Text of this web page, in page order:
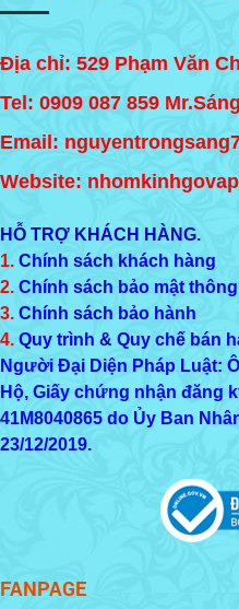
Địa chỉ: 529 Phạm Văn
Tel: 0909 087 859 Mr.Sáng
Email:
Website:
HỖ TRỢ KHÁCH HÀNG.
1. Chính sách khách hàng
2. Chính sách bảo mật
3. Chính sách bảo hành
4. Quy trình & Quy chế bán
Người Đại Diện Pháp Luật:
Hộ, Giấy chứng nhận đăng
41M8040865 do Ủy Ban
23/12/2019.
FANPAGE